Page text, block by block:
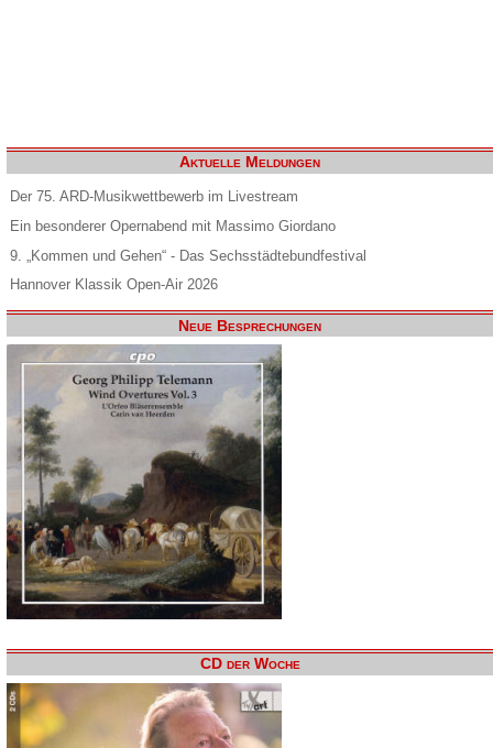
Aktuelle Meldungen
Der 75. ARD-Musikwettbewerb im Livestream
Ein besonderer Opernabend mit Massimo Giordano
9. „Kommen und Gehen“ - Das Sechsstädtebundfestival
Hannover Klassik Open-Air 2026
Neue Besprechungen
CD der Woche